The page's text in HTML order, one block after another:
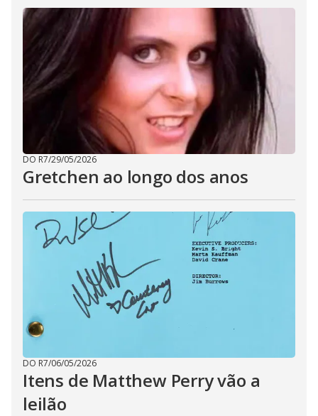
DO R7/29/05/2026
Gretchen ao longo dos anos
DO R7/06/05/2026
Itens de Matthew Perry vão a
leilão